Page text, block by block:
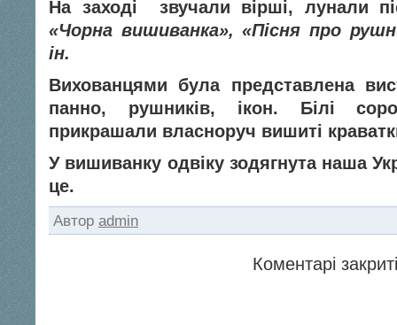
На заході звучали вірші, лунали
«Чорна вишиванка», «Пісня про
ін.
Вихованцями була представлена
панно, рушників, ікон. Білі
прикрашали власноруч вишиті
У вишиванку одвіку зодягнута наша
це.
Автор admin
Коментарі